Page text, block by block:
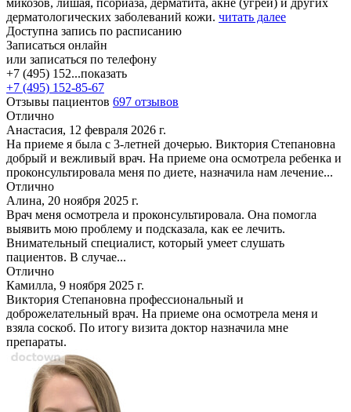
дерматологических заболеваний кожи. читать далее
Доступна запись по расписанию
Записаться онлайн
или записаться по телефону
+7 (495) 152...показать
+7 (495) 152-85-67
Отзывы пациентов 697 отзывов
Отлично
Анастасия, 12 февраля 2026 г.
На приеме я была с 3-летней дочерью. Виктория Степановна
добрый и вежливый врач. На приеме она осмотрела ребенка и
проконсультировала меня по диете, назначила нам лечение...
Отлично
Алина, 20 ноября 2025 г.
Врач меня осмотрела и проконсультировала. Она помогла
выявить мою проблему и подсказала, как ее лечить.
Внимательный специалист, который умеет слушать
пациентов. В случае...
Отлично
Камилла, 9 ноября 2025 г.
Виктория Степановна профессиональный и
доброжелательный врач. На приеме она осмотрела меня и
взяла соскоб. По итогу визита доктор назначила мне
препараты.